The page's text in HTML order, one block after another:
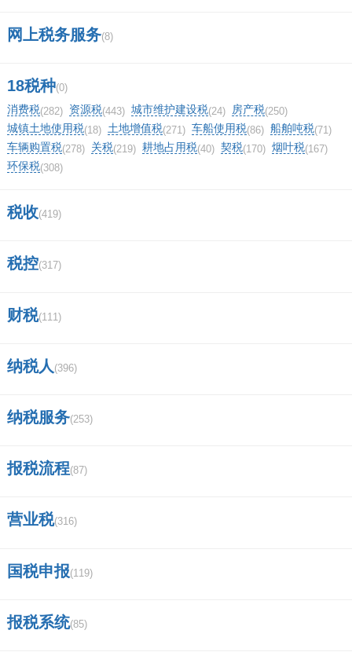
海通证券哈尔滨通江街营业部？
2019年新的证券法特点是什么制？
江西特大项目名单？
都提示密码错误，后来有说账户被锁定，是怎么
中信建投证券连续九年评级为几级？
我要评论
网上税务服务(8)
18税种(0)
消费税(282) 资源税(443) 城市维护建设税(24) 房产税(250)
城镇土地使用税(18) 土地增值税(271) 车船使用税(86) 船舶吨税(71)
车辆购置税(278) 关税(219) 耕地占用税(40) 契税(170) 烟叶税(167)
环保税(308)
税收(419)
税控(317)
财税(111)
纳税人 (396)
纳税服务(253)
报税流程(87)
营业税(316)
国税申报(119)
报税系统(85)